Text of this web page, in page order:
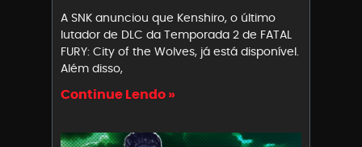
A SNK anunciou que Kenshiro, o último
lutador de DLC da Temporada 2 de FATAL
FURY: City of the Wolves, já está disponível.
Além disso,
Continue Lendo »